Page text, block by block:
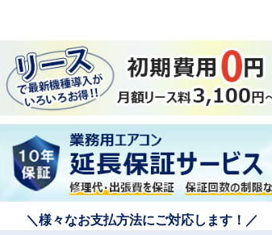
＼様々なお支払方法にご対応します！／